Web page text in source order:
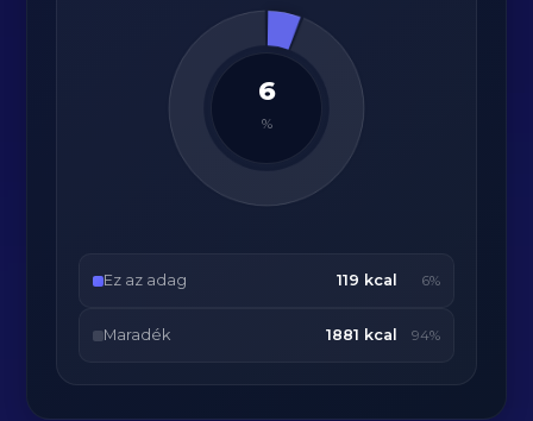
6
%
Ez az adag 119 kcal 6%
Maradék 1881 kcal 94%